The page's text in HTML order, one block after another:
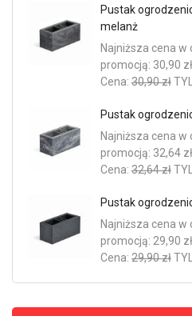
Pustak
melanż
Najniższa cena w
promocją: 30,90
Cena: 30,90 zł
Pustak
Najniższa cena w
promocją: 32,64 zł
Cena: 32,64 zł
Pustak
Najniższa cena w
promocją: 29,90
Cena: 29,90 zł